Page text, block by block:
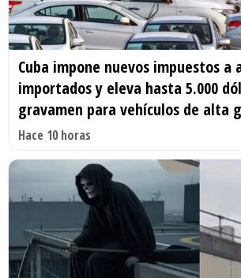
Cuba impone nuevos impuestos a
importados y eleva hasta 5.000
gravamen para vehículos de alta
Hace 10 horas